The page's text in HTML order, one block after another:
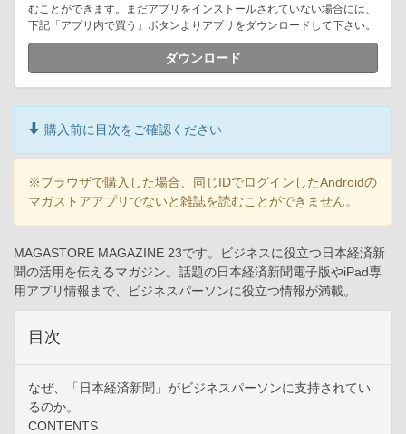
むことができます。まだアプリをインストールされていない場合には、
下記「アプリ内で買う」ボタンよりアプリをダウンロードして下さい。
ダウンロード
購入前に目次をご確認ください
※ブラウザで購入した場合、同じIDでログインしたAndroidの
マガストアアプリでないと雑誌を読むことができません。
MAGASTORE MAGAZINE 23です。ビジネスに役立つ日本経済新
聞の活用を伝えるマガジン。話題の日本経済新聞電子版やiPad専
用アプリ情報まで、ビジネスパーソンに役立つ情報が満載。
目次
なぜ、「日本経済新聞」がビジネスパーソンに支持されてい
るのか。
CONTENTS